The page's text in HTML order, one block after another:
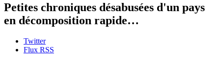
Petites chroniques désabusées d'un pays
en décomposition rapide…
Twitter
Flux RSS